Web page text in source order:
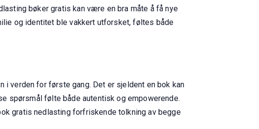
bøker gratis kan være en bra måte å få nye
og identitet ble vakkert utforsket, føltes både
i verden for første gang. Det er sjeldent en bok kan
spørsmål følte både autentisk og empowerende.
gratis nedlasting forfriskende tolkning av begge